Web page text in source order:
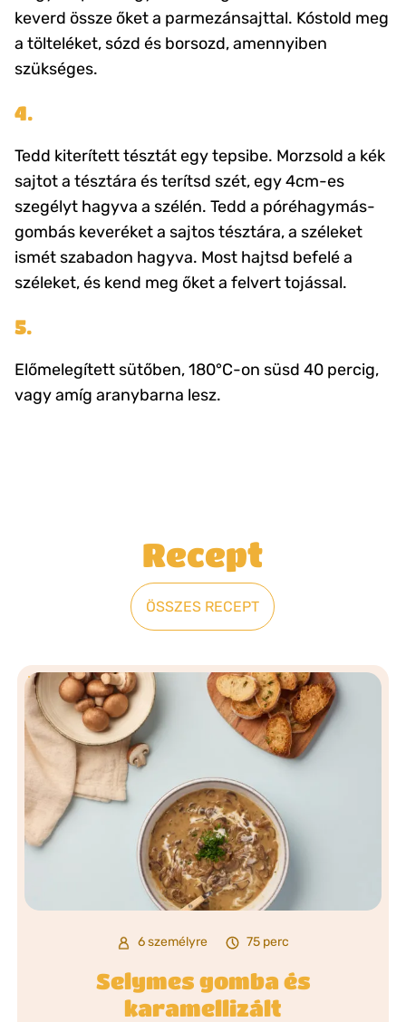
keverd össze őket a parmezánsajttal. Kóstold meg
a tölteléket, sózd és borsozd, amennyiben
szükséges.
4.
Tedd kiterített tésztát egy tepsibe. Morzsold a kék
sajtot a tésztára és terítsd szét, egy 4cm-es
szegélyt hagyva a szélén. Tedd a póréhagymás-
gombás keveréket a sajtos tésztára, a széleket
ismét szabadon hagyva. Most hajtsd befelé a
széleket, és kend meg őket a felvert tojással.
5.
Előmelegített sütőben, 180°C-on süsd 40 percig,
vagy amíg aranybarna lesz.
Recept
ÖSSZES RECEPT
6 személyre 75 perc
Selymes gomba és
karamellizált